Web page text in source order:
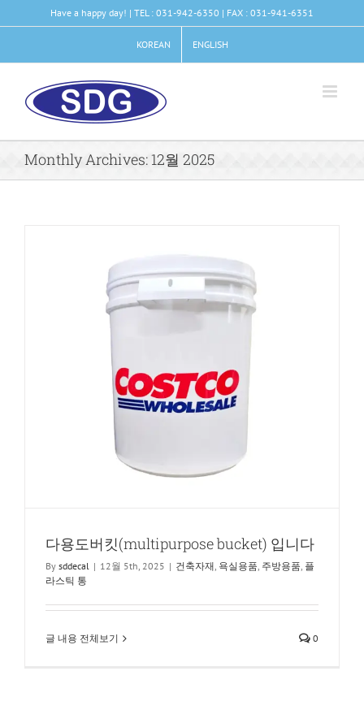
텐
Have a happy day! | TEL : 031-942-6350 | FAX : 031-941-6351
KOREAN ENGLISH
Monthly Archives:12월 2025
다용도버킷(multipurpose bucket) 입니다
By sddecal | 12월 5th, 2025 | 건축자재, 욕실용품, 주방용품, 플
라스틱 통
글 내용 전체보기 0